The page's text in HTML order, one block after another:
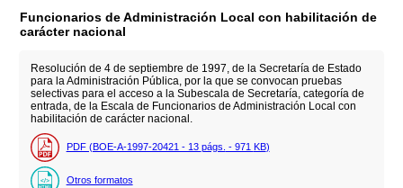
Funcionarios de Administración Local con habilitación de
carácter nacional
Resolución de 4 de septiembre de 1997, de la Secretaría de Estado
para la Administración Pública, por la que se convocan pruebas
selectivas para el acceso a la Subescala de Secretaría, categoría de
entrada, de la Escala de Funcionarios de Administración Local con
habilitación de carácter nacional.
PDF (BOE-A-1997-20421 - 13 págs. - 971 KB)
Otros formatos